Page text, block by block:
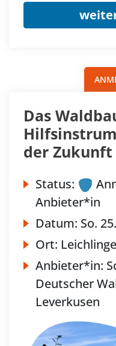
Das
der Zukunft
Status:
Anbieter*in
Datum: So.
Ort:
Anbieter*in:
Deutscher
Leverkusen